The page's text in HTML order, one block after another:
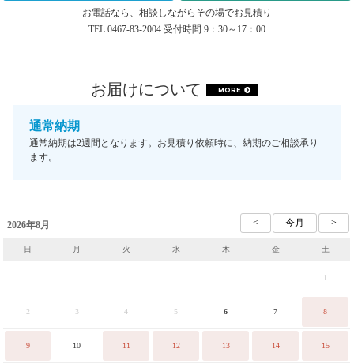
お電話なら、相談しながらその場でお見積り
TEL:0467-83-2004 受付時間 9：30～17：00
お届けについて MORE
通常納期
通常納期は2週間となります。お見積り依頼時に、納期のご相談承り
ます。
2026年8月
日 月 火 水 木 金 土
1
2 3 4 5 6 7 8
9 10 11 12 13 14 15